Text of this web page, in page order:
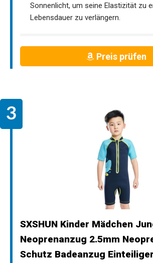
Sonnenlicht, um seine Elastizität zu
Lebensdauer zu verlängern.
Preis prüfen
SXSHUN Kinder Mädchen
Neoprenanzug 2.5mm
Schutz Badeanzug